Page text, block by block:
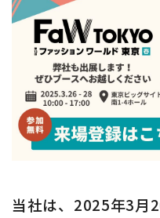
グローバル拠点
サスティナビリティ
よくあるご質問
お知らせ
当社は、2025年3月